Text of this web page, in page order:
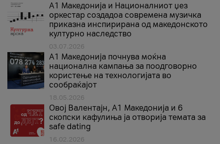
А1 Македонија и Националниот џез
оркестар создадоа современа музичка
приказна инспирирана од македонското
културно наследство
03.07.2026
A1 Македонија почнува моќна
национална кампања за поодговорно
користење на технологијата во
сообраќајот
18.05.2026
Овој Валентајн, A1 Македонија и 6
скопски кафулиња ја отворија темата за
safe dating
16.02.2026